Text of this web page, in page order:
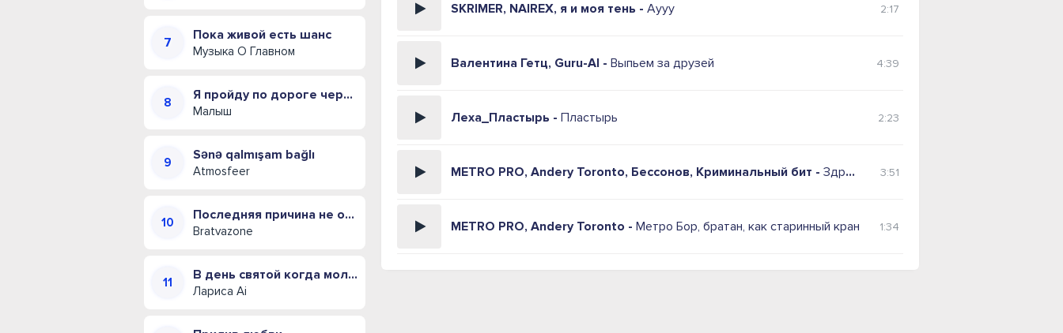
Пока живой есть шанс
Музыка О Главном
Я пройду по дороге через огонь
Малыш
Sənə qalmışam bağlı
Atmosfeer
Последняя причина не отпустить
Bratvazone
В день святой когда молитва
Лариса Ai
SKRIMER, NAIREX, я и моя тень - Аууу 2:17
Валентина Гетц, Guru-AI - Выпьем за друзей 4:39
Леха_Пластырь - Пластырь 2:23
METRO PRO, Andery Toronto, Бессонов, Криминальный бит - Здраво 3:51
METRO PRO, Andery Toronto - Метро Бор, братан, как старинный кран 1:34